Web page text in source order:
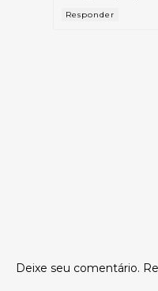
Responder
Deixe seu comentário.